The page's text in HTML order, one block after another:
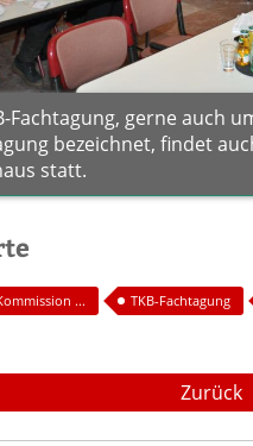
Fachtagung, gerne auch
bezeichnet, findet
statt.
... TKB-Fachtagung
Zurück